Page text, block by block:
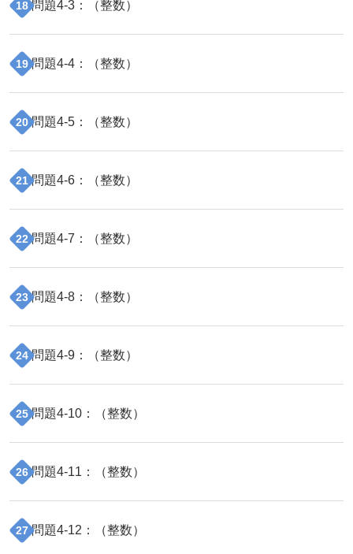
18 問題4-3 ：（整数）
19 問題4-4 ：（整数）
20 問題4-5 ：（整数）
21 問題4-6 ：（整数）
22 問題4-7 ：（整数）
23 問題4-8 ：（整数）
24 問題4-9 ：（整数）
25 問題4-10 ：（整数）
26 問題4-11 ：（整数）
27 問題4-12 ：（整数）